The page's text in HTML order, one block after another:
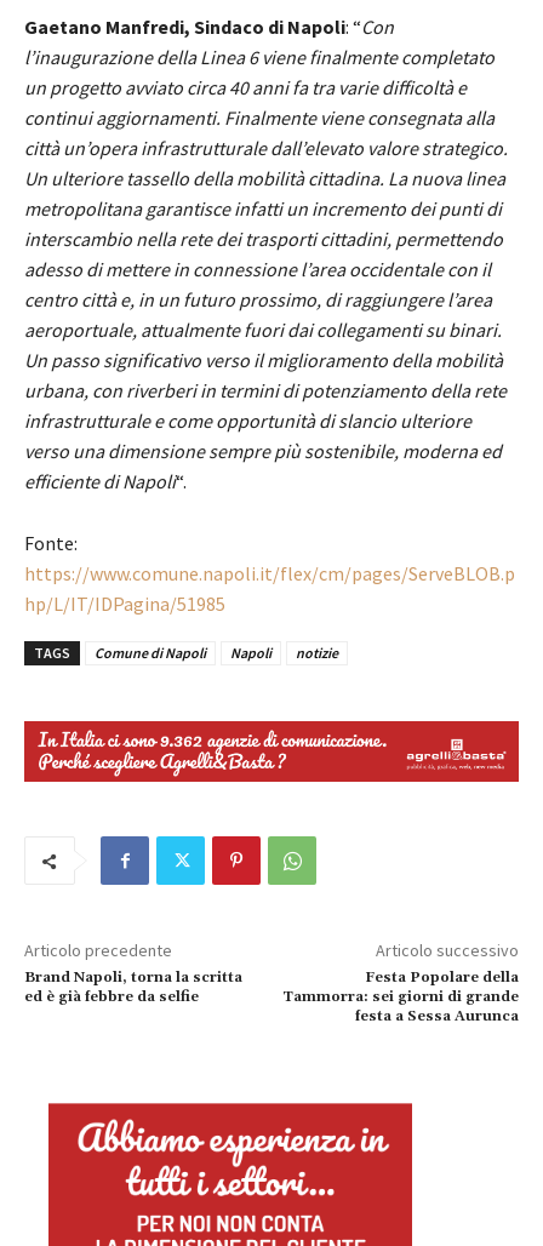
Gaetano Manfredi, Sindaco di Napoli: “Con
l’inaugurazione della Linea 6 viene finalmente completato
un progetto avviato circa 40 anni fa tra varie difficoltà e
continui aggiornamenti. Finalmente viene consegnata alla
città un’opera infrastrutturale dall’elevato valore strategico.
Un ulteriore tassello della mobilità cittadina. La nuova linea
metropolitana garantisce infatti un incremento dei punti di
interscambio nella rete dei trasporti cittadini, permettendo
adesso di mettere in connessione l’area occidentale con il
centro città e, in un futuro prossimo, di raggiungere l’area
aeroportuale, attualmente fuori dai collegamenti su binari.
Un passo significativo verso il miglioramento della mobilità
urbana, con riverberi in termini di potenziamento della rete
infrastrutturale e come opportunità di slancio ulteriore
verso una dimensione sempre più sostenibile, moderna ed
efficiente di Napoli“.
Fonte:
https://www.comune.napoli.it/flex/cm/pages/ServeBLOB.p
hp/L/IT/IDPagina/51985
TAGS Comune di Napoli Napoli notizie
Articolo precedente
Brand Napoli, torna la scritta
ed è già febbre da selfie
Articolo successivo
Festa Popolare della
Tammorra: sei giorni di grande
festa a Sessa Aurunca